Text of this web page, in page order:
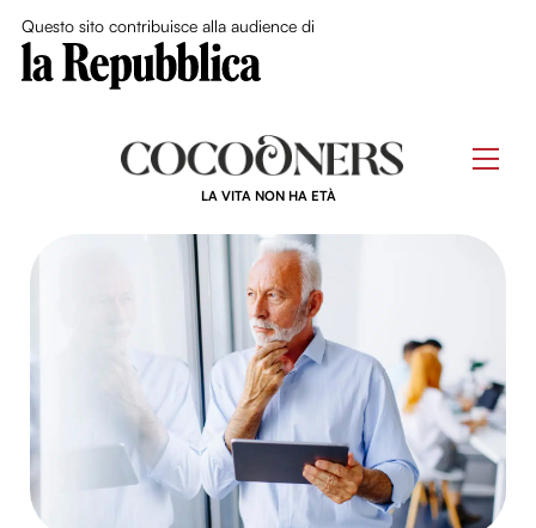
Questo sito contribuisce alla audience di
LA VITA NON HA ETÀ